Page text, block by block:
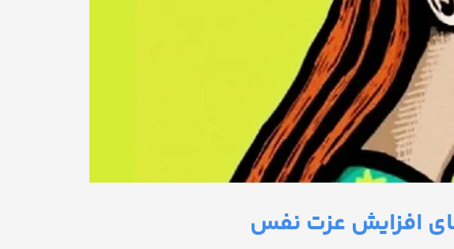
افزایش عزت نفس